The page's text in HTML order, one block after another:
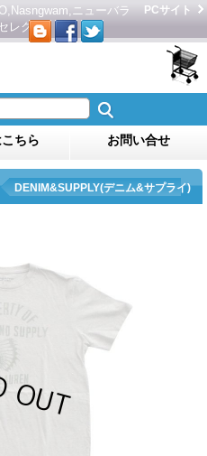
ニューバラ
レクト。
PCサイト
ちら お問い合せ
DENIM&SUPPLY(デニム&サプライ)